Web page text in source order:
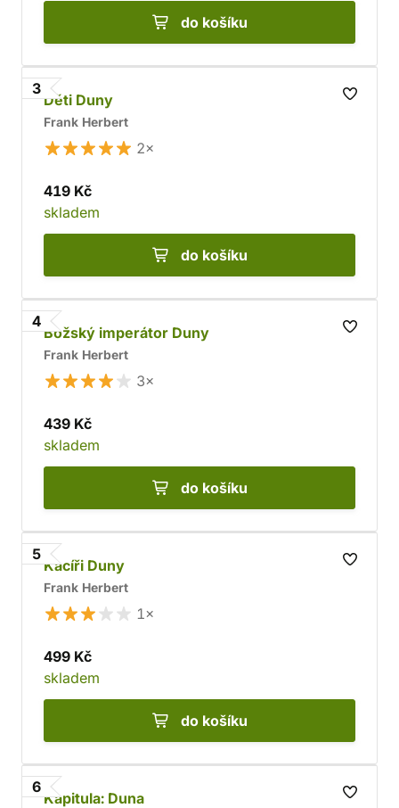
do košíku
3
Děti Duny
Frank Herbert
2×
419 Kč
skladem
do košíku
4
Božský imperátor Duny
Frank Herbert
3×
439 Kč
skladem
do košíku
5
Kacíři Duny
Frank Herbert
1×
499 Kč
skladem
do košíku
6
Kapitula: Duna